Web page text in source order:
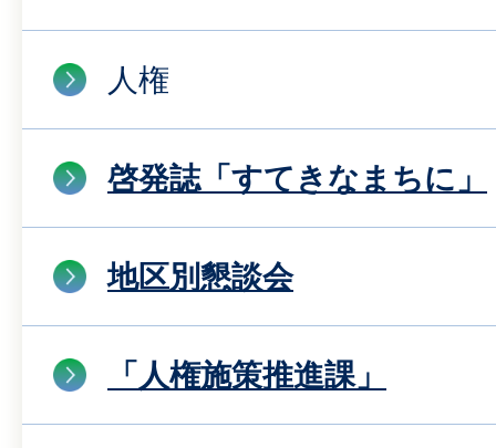
人権
啓発誌「すてきなまちに」
地区別懇談会
「人権施策推進課」